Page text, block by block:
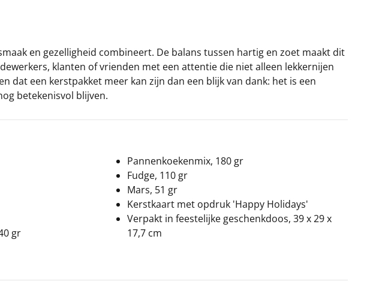
en gezelligheid combineert. De balans tussen hartig en zoet maakt dit
klanten of vrienden met een attentie die niet alleen lekkernijen
een kerstpakket meer kan zijn dan een blijk van dank: het is een
betekenisvol blijven.
gr
Pannenkoekenmix, 180 gr
Fudge, 110 gr
Mars, 51 gr
Kerstkaart met opdruk 'Happy Holidays'
Verpakt in feestelijke geschenkdoos, 39 x 29 x
17,7 cm